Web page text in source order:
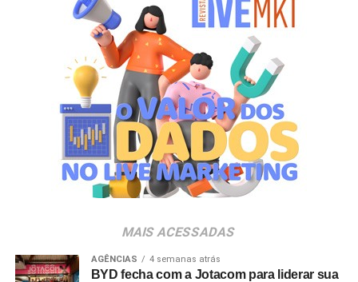
oficial, os vencedores terão até o dia 16 de setembro para
realizar a retirada presencial dos ingressos e brindes no
espaço Villa Atende, localizado no piso G1 do shopping.
“O SP Open é um torneio muito relevante para a cidade e
para essa região. Como estamos no evento de forma tão
profunda, nada mais justo do que proporcionar essa
experiência para alguns dos nossos clientes fiéis”,
destaca Aline Ivanov, gerente de marketing do Shopping
Villa Lobos.
Para ingressar no programa e participar do sorteio, os
Shopping Villa Lobos, efetuar o cadastro e enviar
comprovantes fiscais de qualquer valor. O regulamento
completo está disponível no site do empreendimento.
MAIS ACESSADAS
AGÊNCIAS 4 semanas atrás
BYD fecha com a Jotacom para liderar sua